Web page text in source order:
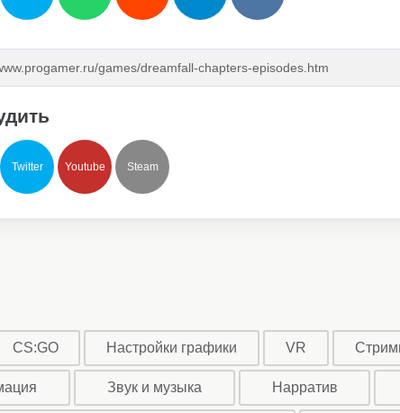
Twitter Youtube Steam
CS:GO Настройки графики VR
Звук и музыка Нарратив